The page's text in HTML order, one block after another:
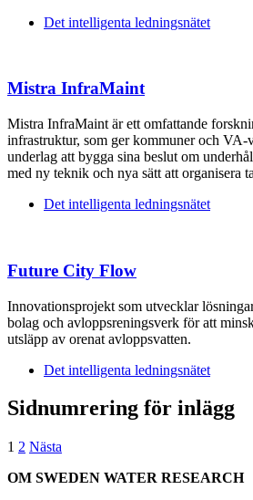
Det intelligenta ledningsnätet
Mistra InfraMaint
Mistra InfraMaint är ett omfattande
infrastruktur, som ger kommuner och VA-
underlag att bygga sina beslut om
med ny teknik och nya sätt att organisera
Det intelligenta ledningsnätet
Future City Flow
Innovationsprojekt som utvecklar
bolag och avloppsreningsverk för att
utsläpp av orenat avloppsvatten.
Det intelligenta ledningsnätet
Sidnumrering för inlägg
1 2 Nästa
OM SWEDEN WATER RESEARCH